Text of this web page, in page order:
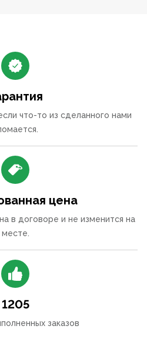
что-то из сделанного нами
цена
в договоре и не изменится на
месте.
1205
заказов